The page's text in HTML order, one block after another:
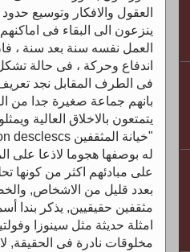
العقول والافكار وتوسيع
ينزعون الى البقاء فى
العمل نفسه سنة بعد سنة ،
اندفاع وحركة ، فى حالة
فى الطرف المقابل نجد تعريف
بانهم جماعة صغيرة جدا من
يتمتعون بالاخلاق العالية
له بوصفها هجوما لاذعا على
على مبادئهم اكثر من كونها
بعدد قليل من الاشخاص,
مثقفين حقيقيين, يذكر بندا
امثلة حديثة مثل سينوزا
مخلوقات نادرة فى الحقيقة,